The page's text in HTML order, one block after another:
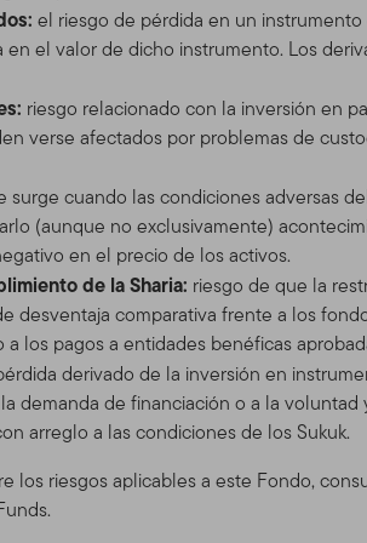
el riesgo de pérdida en un
el valor de dicho instrumento. Los
riesgo relacionado con la inversión en
verse afectados por problemas de
surge cuando las condiciones adversas
(aunque no exclusivamente)
en el precio de los activos.
de la Sharia: riesgo de que la
desventaja comparativa frente a los
los pagos a entidades benéficas
derivado de la inversión en
demanda de financiación o a la
arreglo a las condiciones de los Sukuk.
los riesgos aplicables a este Fondo,
disponibles en el este Sitio. El
de Uso en vigor en la fecha en
de Contenidos. Si usted utiliza el
sujeto a las Condiciones de Uso con la
del Sitio
un servicio y para propósitos
(En adelante, " TGAL" o
Franklin Resources, Inc. [NYSE: BEN]
A través de varias
y de distribución tanto globales
y a cuentas institucionales, al igual
para ciertos
e inversionistas